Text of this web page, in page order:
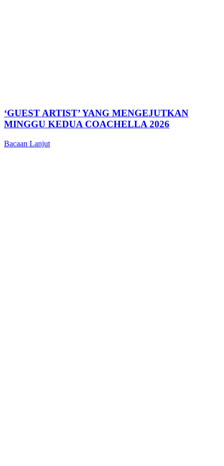
‘GUEST ARTIST’ YANG MENGEJUTKAN
MINGGU KEDUA COACHELLA 2026
Bacaan Lanjut